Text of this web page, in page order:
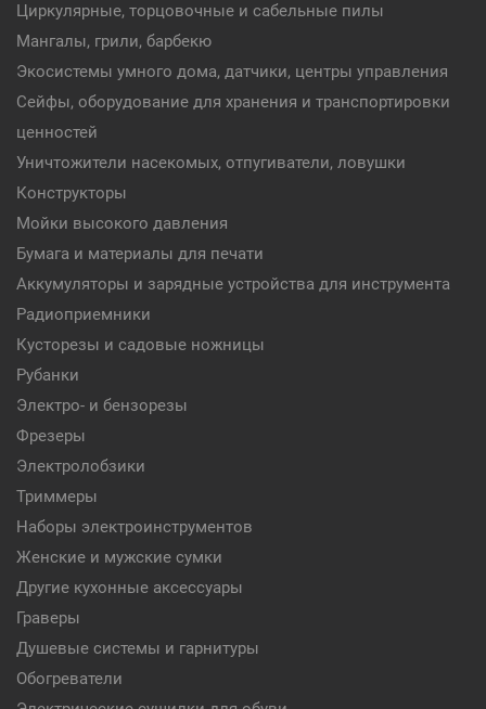
Циркулярные, торцовочные и сабельные пилы
Мангалы, грили, барбекю
Экосистемы умного дома, датчики, центры управления
Сейфы, оборудование для хранения и транспортировки
ценностей
Уничтожители насекомых, отпугиватели, ловушки
Конструкторы
Мойки высокого давления
Бумага и материалы для печати
Аккумуляторы и зарядные устройства для инструмента
Радиоприемники
Кусторезы и садовые ножницы
Рубанки
Электро- и бензорезы
Фрезеры
Электролобзики
Триммеры
Наборы электроинструментов
Женские и мужские сумки
Другие кухонные аксессуары
Граверы
Душевые системы и гарнитуры
Обогреватели